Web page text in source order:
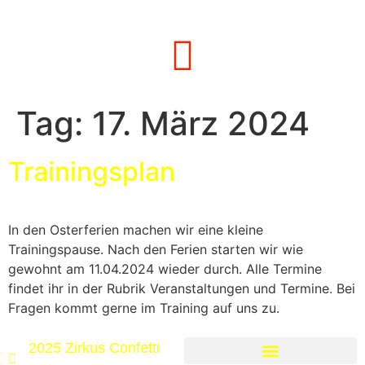
Tag: 17. März 2024
Trainingsplan
In den Osterferien machen wir eine kleine
Trainingspause. Nach den Ferien starten wir wie
gewohnt am 11.04.2024 wieder durch. Alle Termine
findet ihr in der Rubrik Veranstaltungen und Termine. Bei
Fragen kommt gerne im Training auf uns zu.
2025 Zirkus Confetti